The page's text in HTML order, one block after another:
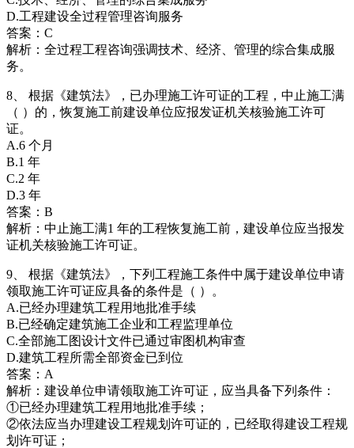
D.工程建设全过程管理咨询服务
答案：C
解析：全过程工程咨询强调技术、经济、管理的综合集成服
务。
8、 根据《建筑法》，已办理施工许可证的工程，中止施工满
（ ）的，恢复施工前建设单位应报发证机关核验施工许可
证。
A.6 个月
B.1 年
C.2 年
D.3 年
答案：B
解析：中止施工满1 年的工程恢复施工前，建设单位应当报发
证机关核验施工许可证。
9、 根据《建筑法》，下列工程施工条件中属于建设单位申请
领取施工许可证应具备的条件是（ ）。
A.已经办理建筑工程用地批准手续
B.已经确定建筑施工企业和工程监理单位
C.全部施工图设计文件已通过审图机构审查
D.建筑工程所需全部资金已到位
答案：A
解析：建设单位申请领取施工许可证，应当具备下列条件：
①已经办理建筑工程用地批准手续；
②依法应当办理建设工程规划许可证的，已经取得建设工程规
划许可证；